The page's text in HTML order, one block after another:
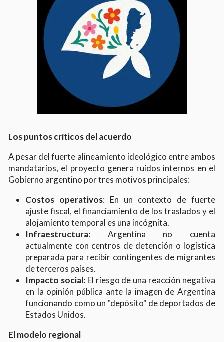
Los puntos críticos del acuerdo
A pesar del fuerte alineamiento ideológico entre ambos
mandatarios, el proyecto genera ruidos internos en el
Gobierno argentino por tres motivos principales:
Costos operativos: En un contexto de fuerte
ajuste fiscal, el financiamiento de los traslados y el
alojamiento temporal es una incógnita.
Infraestructura: Argentina no cuenta
actualmente con centros de detención o logística
preparada para recibir contingentes de migrantes
de terceros países.
Impacto social:El riesgo de una reacción negativa
en la opinión pública ante la imagen de Argentina
funcionando como un "depósito" de deportados de
Estados Unidos.
El modelo regional